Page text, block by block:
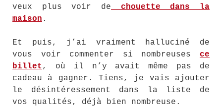
veux plus voir de chouette dans la
maison .
Et puis, j’ai vraiment halluciné de
vous voir commenter si nombreuses ce
billet , où il n’y avait même pas de
cadeau à gagner. Tiens, je vais ajouter
le désintéressement dans la liste de
vos qualités, déjà bien nombreuse.